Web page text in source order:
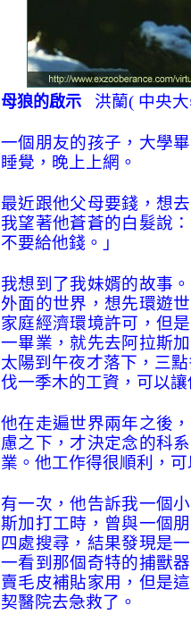
母狼的啟示 洪蘭( 中央
一個朋友的孩子，大學
睡覺，晚上上網。
最近跟他父母要錢，想
我望著他蒼蒼的白髮說
不要給他錢。」
我想到了我妹婿的故事
外面的世界，想先環遊
家庭經濟環境許可，但
一畢業，就先去阿拉斯
太陽到午夜才落下，三
伐一季木的工資，可以讓
他在走遍世界兩年之後
慮之下，才決定念的科
業。他工作得很順利，
有一次，他告訴我一個
斯加打工時，曾與一個
四處搜尋，結果發現是
一看到那個奇特的捕獸
賣毛皮補貼家用，但是
契醫院去急救了。